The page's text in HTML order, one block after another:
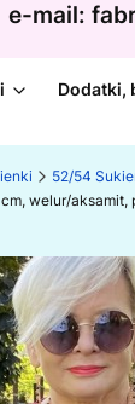
e-mail:
Dodatki,
52/54
welur/aksamit,